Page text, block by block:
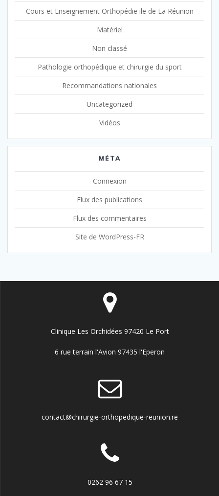
Cours et Enseignement Orthopédie ile de La Réunion
Matériel
Non classé
Pathologie orthopédique et chirurgie du sport
Recommandations nationales
Uncategorized
Vidéos
MÉTA
Connexion
Flux des publications
Flux des commentaires
Site de WordPress-FR
Clinique Les Orchidées 97420 Le Port
6 rue terrain l'Avion 97435 l'Eperon
contact@chirurgie-orthopedique-reunion.re
0262 96 67 15